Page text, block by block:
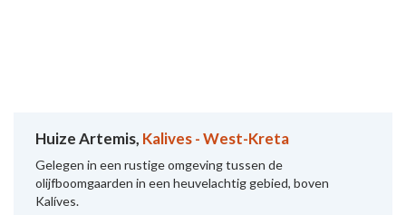
Huize Artemis, Kalives - West-Kreta
Gelegen in een rustige omgeving tussen de
olijfboomgaarden in een heuvelachtig gebied, boven
Kalíves.